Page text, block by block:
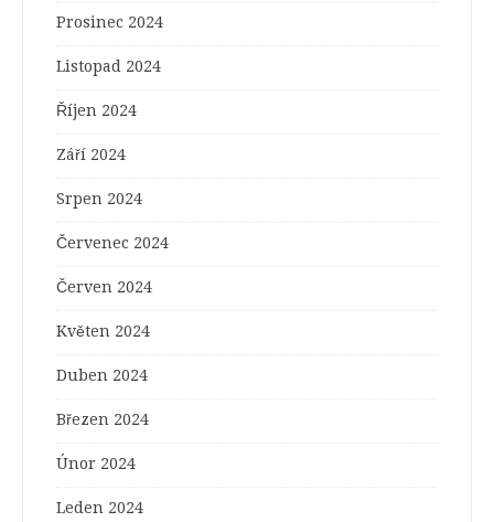
Prosinec 2024
Listopad 2024
Říjen 2024
Září 2024
Srpen 2024
Červenec 2024
Červen 2024
Květen 2024
Duben 2024
Březen 2024
Únor 2024
Leden 2024